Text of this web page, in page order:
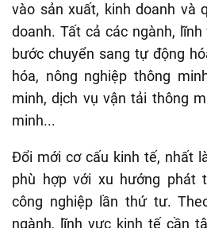
vào sản xuất, kinh doanh và
doanh. Tất cả các ngành,
bước chuyển sang tự động
hóa, nông nghiệp thông
minh, dịch vụ vận tải thông
minh...
Đổi mới cơ cấu kinh tế, nhất
phù hợp với xu hướng phát
công nghiệp lần thứ tư.
ngành, lĩnh vực kinh tế cần